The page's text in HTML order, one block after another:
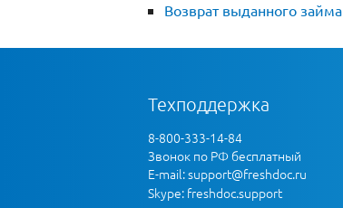
Возврат выданного займа
Техподдержка
8-800-333-14-84
Звонок по РФ бесплатный
E-mail:support@freshdoc.ru
Skype: freshdoc.support